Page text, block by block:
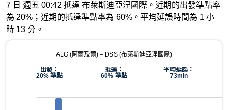
7 日 週五 00:42 抵達 布萊斯迪亞涅國際。近期的出發準點率
為 20%；近期的抵達準點率為 60%。平均延誤時間為 1 小
時 13 分。
ALG (阿爾及爾) – DSS (布萊斯迪亞涅國際)
出發：
20% 準點
抵達：
60% 準點
平均延誤：
73min